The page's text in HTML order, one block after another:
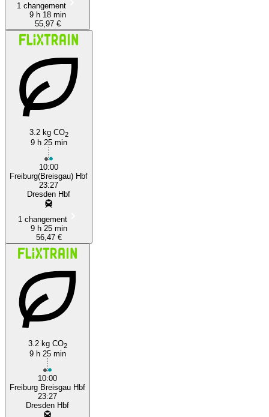
1 changement
9 h 18 min
55,97 €
3.2 kg CO2
9 h 25 min
10:00
Freiburg(Breisgau) Hbf
23:27
Dresden Hbf
1 changement
9 h 25 min
56,47 €
3.2 kg CO2
9 h 25 min
10:00
Freiburg Breisgau Hbf
23:27
Dresden Hbf